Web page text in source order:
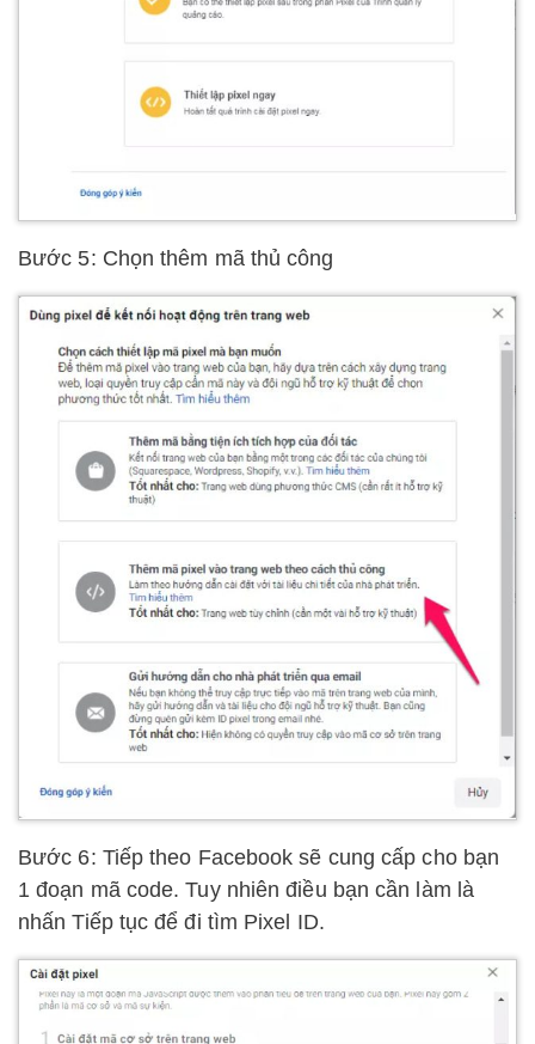
Bước 5: Chọn thêm mã thủ công
Bước 6: Tiếp theo Facebook sẽ cung cấp cho bạn
1 đoạn mã code. Tuy nhiên điều bạn cần làm là
nhấn Tiếp tục để đi tìm Pixel ID.